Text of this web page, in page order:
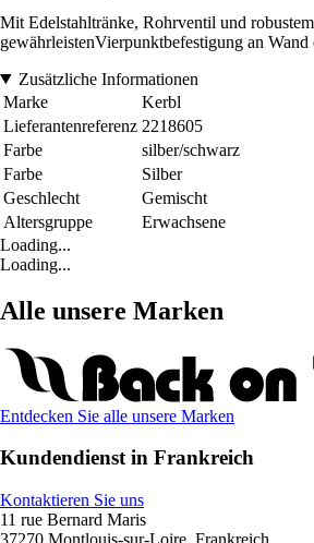
Mit Edelstahltränke, Rohrventil und
gewährleistenVierpunktbefestigung an Wand
Zusätzliche Informationen
Marke
Kerbl
Lieferantenreferenz 2218605
Farbe
silber/schwarz
Farbe
Silber
Geschlecht
Gemischt
Altersgruppe
Erwachsene
Loading...
Loading...
Alle unsere Marken
Entdecken Sie alle unsere Marken
Kundendienst in Frankreich
Kontaktieren Sie uns
11 rue Bernard Maris